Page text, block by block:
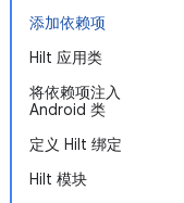
添加依赖项
Hilt 应用类
将依赖项注入
Android 类
定义 Hilt 绑定
Hilt 模块